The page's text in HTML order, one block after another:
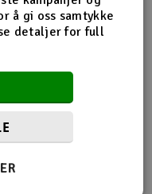
Anmeldelser
å gi oss samtykke
detaljer for full